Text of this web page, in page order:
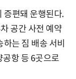
증편돼 운행된다.
공간 사전 예약
는 짐 배송 서비
항 등 6곳으로